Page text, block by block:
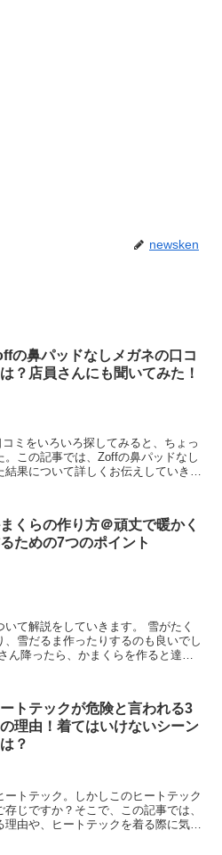
newsken
の鼻パッドなしメガネの口コ
？店員さんにも聞いてみた！
ミをいろいろ探してみると、ちょっ
この記事では、Zoffの鼻パッドなし
果について詳しくお伝えしていきま
くらの作り方＠頑丈で暖かく
ための7つのポイント
て解説をしていきます。 雪がたく
雪だるま作ったりするのも良いでし
ん降ったら、かまくらを作ると達成
ートテックが危険と言われる3
理由！着てはいけないシーン
？
トテック。しかしこのヒートテック
じですか？そこで、この記事では、
理由や、ヒートテックを着る際に気を